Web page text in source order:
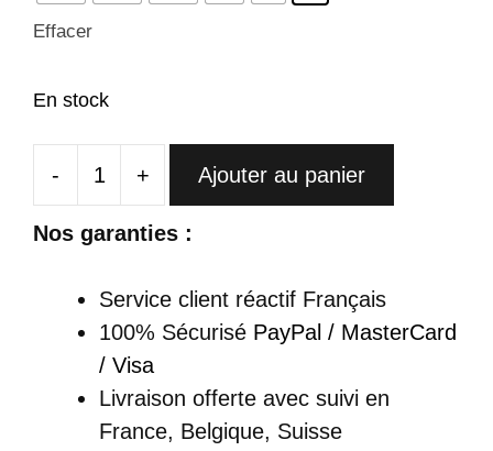
Effacer
En stock
-
quantité
de
Traditionnelle
Florale
Mandarin
-
+ Ajouter au panier
Nos garanties :
Service client réactif Français
100% Sécurisé PayPal / MasterCard
/ Visa
Livraison offerte avec suivi en
France, Belgique, Suisse